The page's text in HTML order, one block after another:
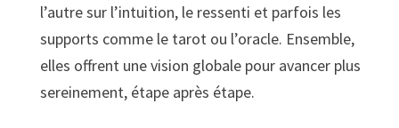
l’autre sur l’intuition, le ressenti et parfois les
supports comme le tarot ou l’oracle. Ensemble,
elles offrent une vision globale pour avancer plus
sereinement, étape après étape.